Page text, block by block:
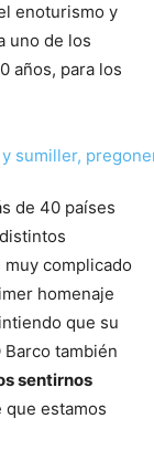
enoturismo y
uno de los
años, para los
de 40 países
complicado
homenaje
que su
también
sentirnos
que estamos